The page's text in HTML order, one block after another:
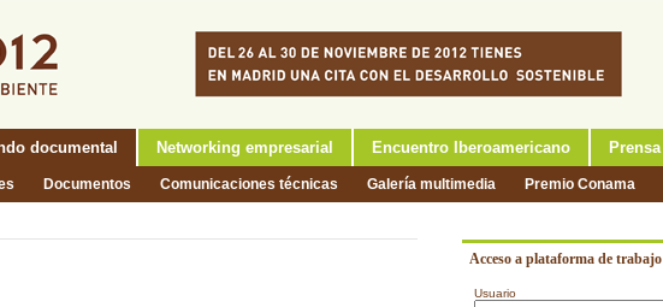
documental Networking empresarial Encuentro Iberoamericano Prensa
Documentos Comunicaciones técnicas Galería multimedia Premio Conama
Acceso a plataforma de trabajo
Usuario